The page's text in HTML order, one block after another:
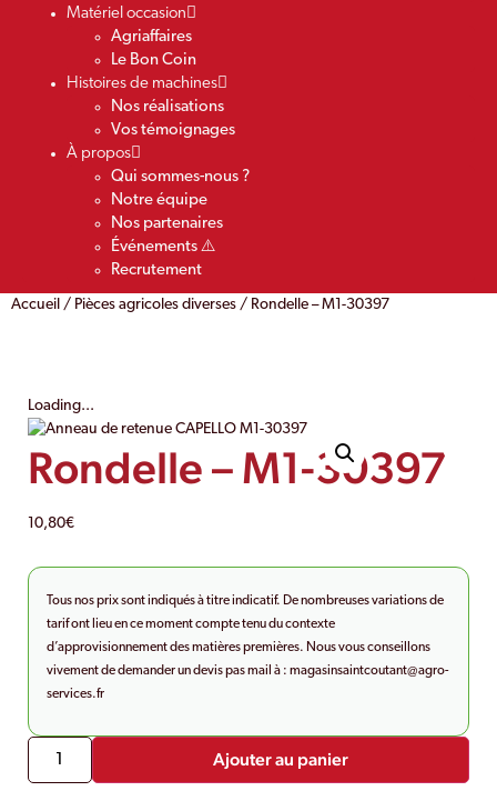
Matériel occasion
Agriaffaires
Le Bon Coin
Histoires de machines
Nos réalisations
Vos témoignages
À propos
Qui sommes-nous ?
Notre équipe
Nos partenaires
Événements ⚠️
Recrutement
Accueil / Pièces agricoles diverses / Rondelle – M1-30397
Loading...
Rondelle – M1-30397
10,80€
Tous nos prix sont indiqués à titre indicatif. De nombreuses variations de
tarif ont lieu en ce moment compte tenu du contexte
d’approvisionnement des matières premières. Nous vous conseillons
vivement de demander un devis pas mail à : magasinsaintcoutant@agro-
services.fr
Ajouter au panier